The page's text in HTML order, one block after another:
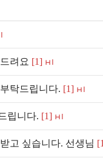
려요 [1]
탁드립니다. [1]
립니다. [1]
고 싶습니다. 선생님